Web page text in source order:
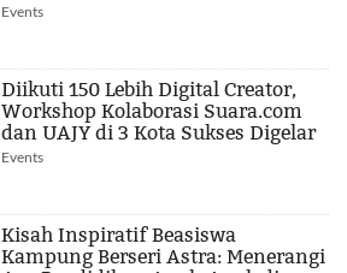
Events
Diikuti 150 Lebih Digital Creator,
Workshop Kolaborasi Suara.com
dan UAJY di 3 Kota Sukses Digelar
Events
Kisah Inspiratif Beasiswa
Kampung Berseri Astra: Menerangi